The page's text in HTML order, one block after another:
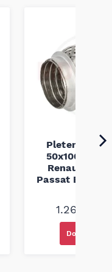
Pletenica
50x100 Audi
Renault
Passat B5
1.260,00
Dodaj u